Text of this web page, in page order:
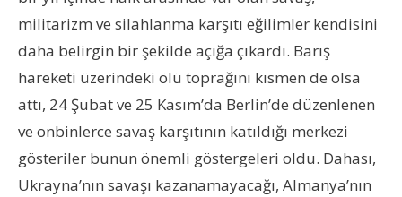
militarizm ve silahlanma karşıtı eğilimler kendisini
daha belirgin bir şekilde açığa çıkardı. Barış
hareketi üzerindeki ölü toprağını kısmen de olsa
attı, 24 Şubat ve 25 Kasım’da Berlin’de düzenlenen
ve onbinlerce savaş karşıtının katıldığı merkezi
gösteriler bunun önemli göstergeleri oldu. Dahası,
Ukrayna’nın savaşı kazanamayacağı, Almanya’nın